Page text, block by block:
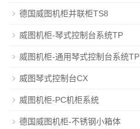
德国威图机柜并联柜TS8
威图机柜-琴式控制台系统TP
威图机柜-通用琴式控制台系统TP
威图琴式控制台CX
威图机柜-PC机柜系统
德国威图机柜-不锈钢小箱体